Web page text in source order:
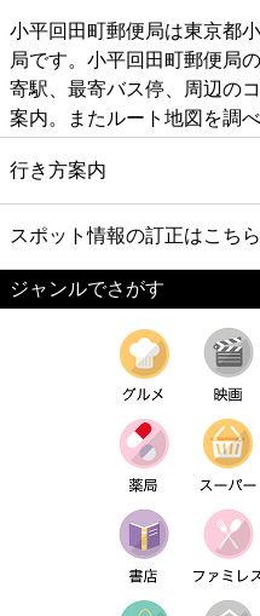
小平回田町郵便局は東京都
局です。小平回田町郵便局
寄駅、最寄バス停、周辺の
案内。またルート地図を調
行き方案内
スポット情報の訂正はこちら
ジャンルでさがす